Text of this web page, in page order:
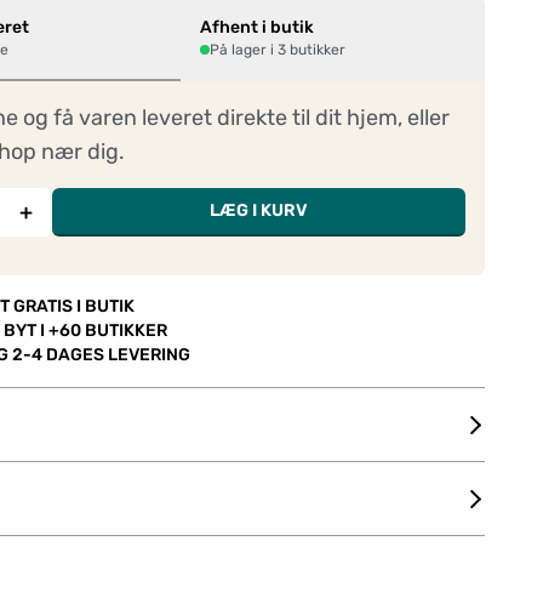
Afhent i butik
På lager i 3 butikker
og få varen leveret direkte til dit hjem, eller
nær dig.
+ LÆG I KURV
GRATIS I BUTIK
I +60 BUTIKKER
2-4 DAGES LEVERING